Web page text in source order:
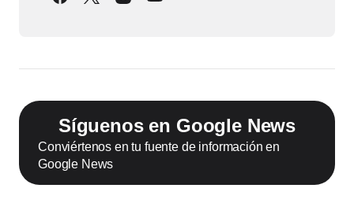
Síguenos en Google News
Conviértenos en tu fuente de información en
Google News